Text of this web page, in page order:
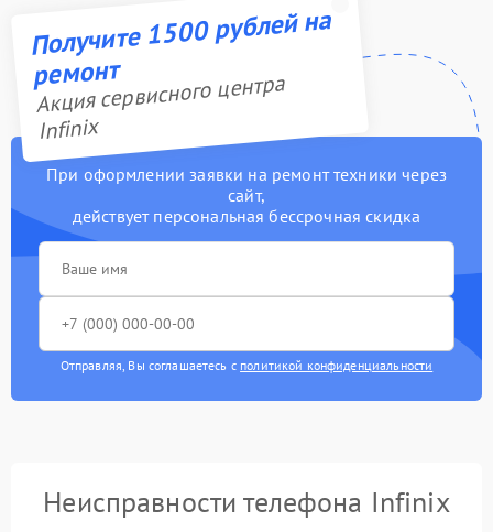
Получите 1500 рублей на
ремонт
Акция сервисного центра
Infinix
При оформлении заявки на ремонт техники через
сайт,
действует персональная бессрочная скидка
Отправляя, Вы соглашаетесь с политикой конфиденциальности
Неисправности телефона Infinix